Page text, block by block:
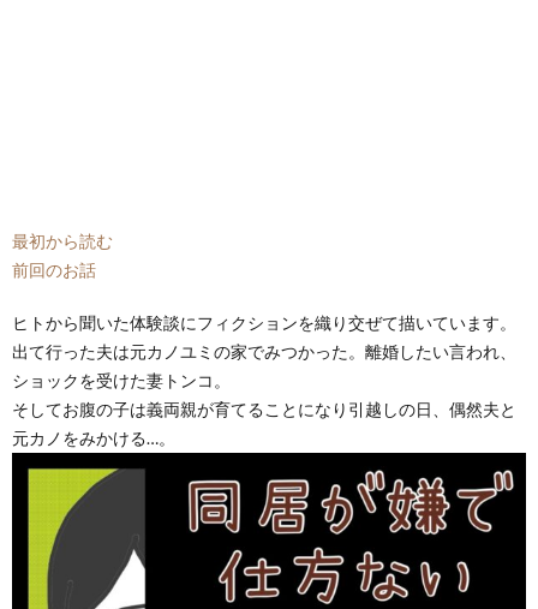
最初から読む
前回のお話
ヒトから聞いた体験談にフィクションを織り交ぜて描いています。
出て行った夫は元カノユミの家でみつかった。離婚したい言われ、
ショックを受けた妻トンコ。
そしてお腹の子は義両親が育てることになり引越しの日、偶然夫と
元カノをみかける…。